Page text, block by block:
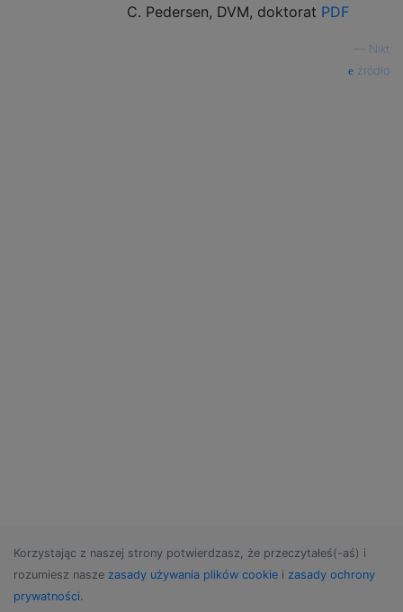
C. Pedersen, DVM, doktorat PDF
Nikt
źródło
Korzystając z naszej strony potwierdzasz, że przeczytałeś(-aś) i
rozumiesz nasze zasady używania plików cookie i zasady ochrony
prywatności.